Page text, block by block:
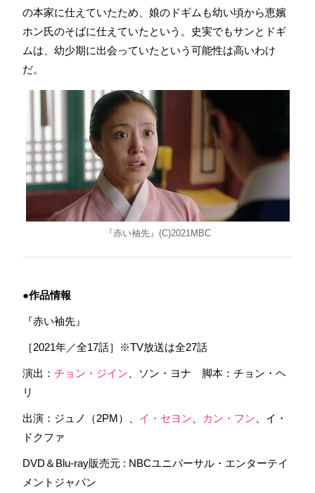
の本家に仕えていたため、娘のドギムも幼い頃から恵嬪
ホン氏のそばに仕えていたという。史実でもサンとドギ
ムは、幼少期に出会っていたという可能性は高いわけ
だ。
『赤い袖先』(C)2021MBC
●作品情報
『赤い袖先』
［2021年／全17話］※TV放送は全27話
演出： チョン・ジイン 、ソン・ヨナ 脚本：チョン・ヘ
リ
出演：ジュノ（2PM）、 イ・セヨン カン・フン 、イ・
ドクファ
DVD＆Blu-ray販売元 ‏: ‎NBCユニバーサル・エンターテイ
メントジャパン